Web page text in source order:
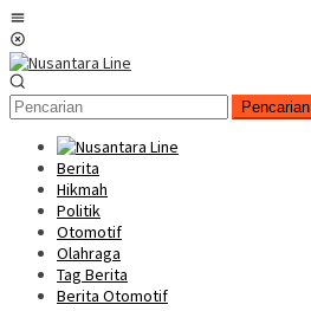
Loncat
ke
konten
Pencarian
Berita
Hikmah
Politik
Otomotif
Olahraga
Tag Berita
Berita Otomotif